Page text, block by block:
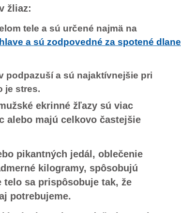
žliaz:
tele a sú určené najmä na
a sú zodpovedné za spotené dlane
podpazuší a sú najaktívnejšie pri
je stres.
ekrinné žľazy sú viac
alebo majú celkovo častejšie
pikantných jedál, oblečenie
kilogramy, spôsobujú
telo sa prispôsobuje tak, že
potrebujeme.